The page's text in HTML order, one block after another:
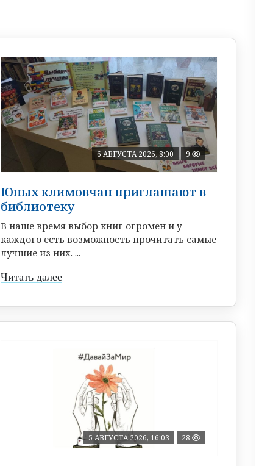
6 АВГУСТА 2026, 8:00 9
Юных климовчан приглашают в
библиотеку
В наше время выбор книг огромен и у
каждого есть возможность прочитать самые
лучшие из них. ...
Читать далее
5 АВГУСТА 2026, 16:03 28